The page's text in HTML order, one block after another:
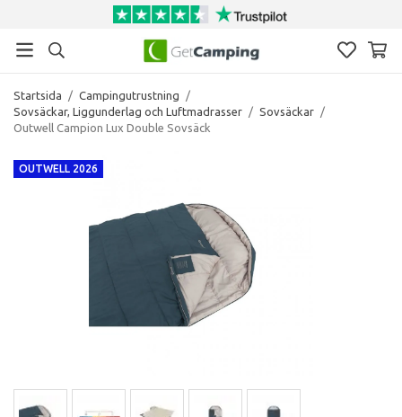
Startsida / Campingutrustning
/
Sovsäckar, Liggunderlag och Luftmadrasser / Sovsäckar /
Outwell Campion Lux Double Sovsäck
OUTWELL 2026